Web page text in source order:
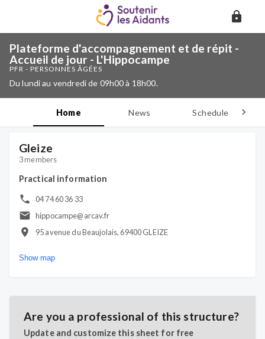
Plateforme d'accompagnement et de répit -
Accueil de jour - L'Hippocampe
PFR - PERSONNES ÂGÉES
Du lundi au vendredi de 09h00 à 18h00.
Home News Schedule
Gleize
3 members
Practical information
04 74 60 36 33
hippocampe@arcav.fr
95 avenue du Beaujolais, 69400 GLEIZE
Show map
Are you a professional of this structure?
Update and customize this sheet for free